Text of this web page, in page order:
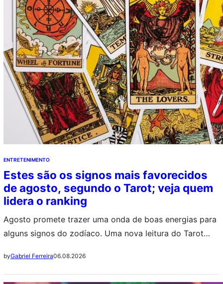
ENTRETENIMENTO
Estes são os signos mais favorecidos
de agosto, segundo o Tarot; veja quem
lidera o ranking
Agosto promete trazer uma onda de boas energias para
alguns signos do zodíaco. Uma nova leitura do Tarot
propensos a viver oportunidades, conquistas e
momentos positivos ao longo do mês. O ranking destaca
byGabriel Ferreira06.08.2026